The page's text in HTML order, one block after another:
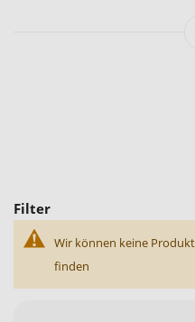
Filter
Wir können keine
finden